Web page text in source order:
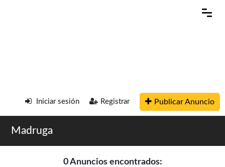
Iniciar sesión Registrar Publicar Anuncio
Madruga
0 Anuncios encontrados: